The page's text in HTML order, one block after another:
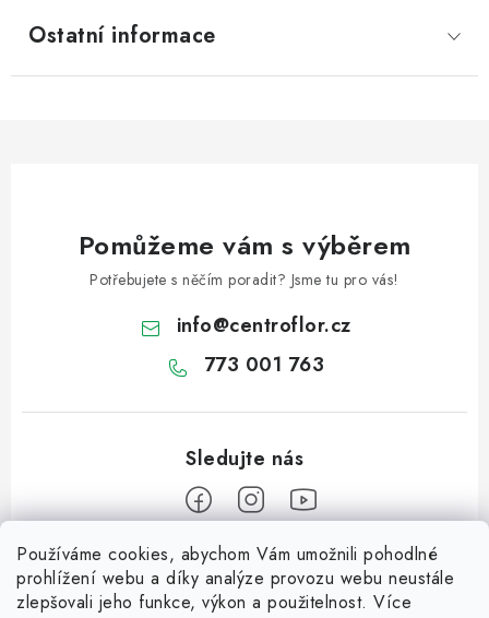
Používáme cookies, abychom Vám umožnili pohodlné
prohlížení webu a díky analýze provozu webu neustále
zlepšovali jeho funkce, výkon a použitelnost. Více
Ostatní informace
Pomůžeme vám s výběrem
Potřebujete s něčím poradit? Jsme tu pro vás!
info@centroflor.cz
773 001 763
Informace pro vás